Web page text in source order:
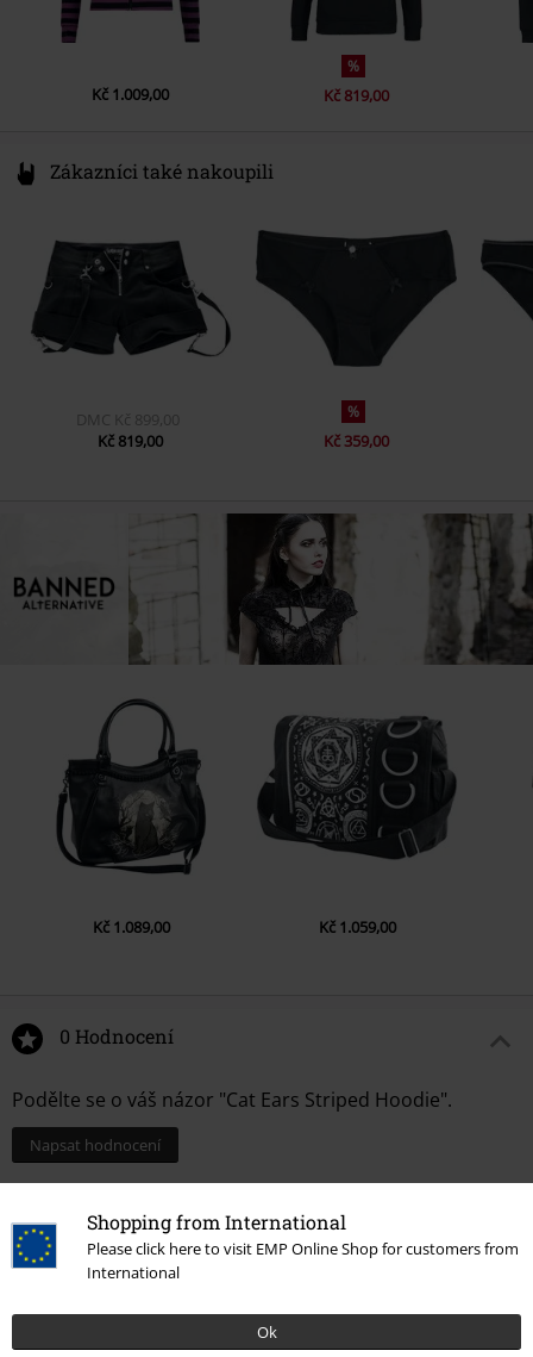
Shopping from International
Please click here to visit EMP Online Shop for customers from
International
Ok
Kč 1.009,00
%
Kč 819,00
Zákazníci také nakoupili
DMC Kč 899,00
Kč 819,00
%
Kč 359,00
Kč 1.089,00 Kč 1.059,00
0 Hodnocení
Podělte se o váš názor "Cat Ears Striped Hoodie".
Napsat hodnocení